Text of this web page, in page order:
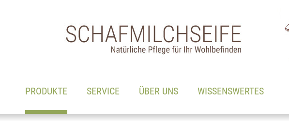
PRODUKTE (AKTIV)SERVICE ÜBER UNS WISSENSWERTES